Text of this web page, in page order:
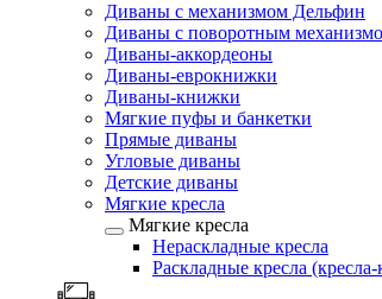
Диваны с механизмом Дельфин
Диваны с поворотным
Диваны-аккордеоны
Диваны-еврокнижки
Диваны-книжки
Мягкие пуфы и банкетки
Прямые диваны
Угловые диваны
Детские диваны
Мягкие кресла
Мягкие кресла
Нераскладные кресла
Раскладные кресла